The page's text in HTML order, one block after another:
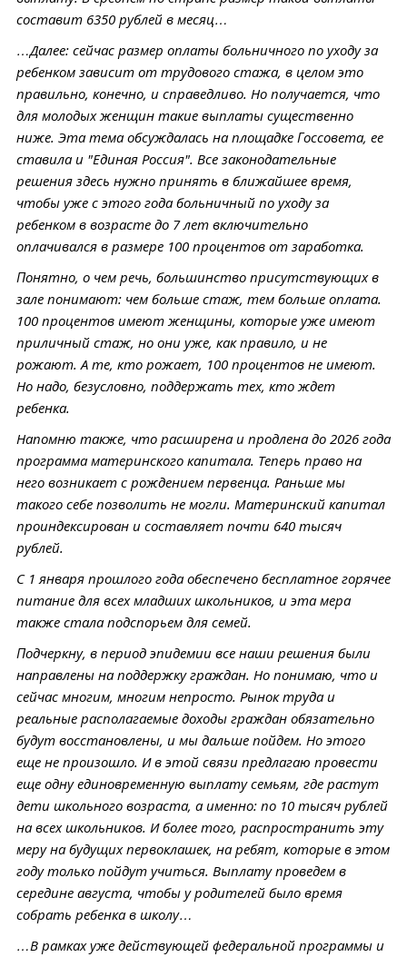
составит 6350 рублей в месяц…
…Далее: сейчас размер оплаты больничного по уходу за
ребенком зависит от трудового стажа, в целом это
правильно, конечно, и справедливо. Но получается, что
для молодых женщин такие выплаты существенно
ниже. Эта тема обсуждалась на площадке Госсовета, ее
ставила и "Единая Россия". Все законодательные
решения здесь нужно принять в ближайшее время,
чтобы уже с этого года больничный по уходу за
ребенком в возрасте до 7 лет включительно
оплачивался в размере 100 процентов от заработка.
Понятно, о чем речь, большинство присутствующих в
зале понимают: чем больше стаж, тем больше оплата.
100 процентов имеют женщины, которые уже имеют
приличный стаж, но они уже, как правило, и не
рожают. А те, кто рожает, 100 процентов не имеют.
Но надо, безусловно, поддержать тех, кто ждет
ребенка.
Напомню также, что расширена и продлена до 2026 года
программа материнского капитала. Теперь право на
него возникает с рождением первенца. Раньше мы
такого себе позволить не могли. Материнский капитал
проиндексирован и составляет почти 640 тысяч
рублей.
С 1 января прошлого года обеспечено бесплатное горячее
питание для всех младших школьников, и эта мера
также стала подспорьем для семей.
Подчеркну, в период эпидемии все наши решения были
направлены на поддержку граждан. Но понимаю, что и
сейчас многим, многим непросто. Рынок труда и
реальные располагаемые доходы граждан обязательно
будут восстановлены, и мы дальше пойдем. Но этого
еще не произошло. И в этой связи предлагаю провести
еще одну единовременную выплату семьям, где растут
дети школьного возраста, а именно: по 10 тысяч рублей
на всех школьников. И более того, распространить эту
меру на будущих первоклашек, на ребят, которые в этом
году только пойдут учиться. Выплату проведем в
середине августа, чтобы у родителей было время
собрать ребенка в школу…
…В рамках уже действующей федеральной программы и